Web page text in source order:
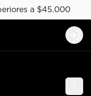
a $45.000